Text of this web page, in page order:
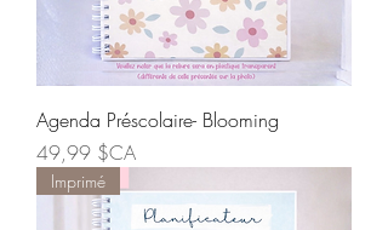
Agenda Préscolaire- Blooming
Prix
49,99 $CA
Imprimé